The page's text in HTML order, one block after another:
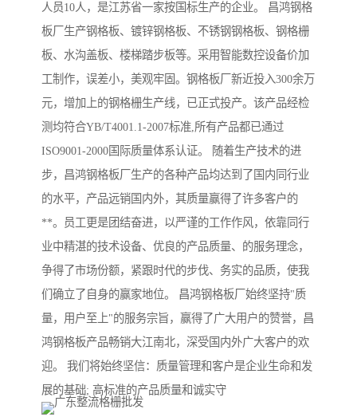
人员10人，是江苏省一家按国标生产的企业。 昌鸿钢格
板厂生产钢格板、镀锌钢格板、不锈钢钢格板、钢格栅
板、水沟盖板、楼梯踏步板等。采用智能数控设备价加
工制作，误差小，美观牢固。钢格板厂新近投入300余万
元，增加上的钢格栅生产线，已正式投产。该产品经检
测均符合YB/T4001.1-2007标准,所有产品都已通过
ISO9001-2000国际质量体系认证。 随着生产技术的进
步，昌鸿钢格板厂生产的各种产品均达到了国内同行业
的水平，产品远销国内外，其质量赢得了许多客户的
**。员工更是团结奋进，以严谨的工作作风，依靠同行
业中精湛的技术设备、优良的产品质量、的服务理念，
争得了市场份额，紧跟时代的步伐、务实的品质，使我
们确立了自身的赢家地位。 昌鸿钢格板厂始终坚持"质
量，用户至上"的服务宗旨，赢得了广大用户的赞誉，昌
鸿钢格板产品畅销大江南北，深受国内外广大客户的欢
迎。 我们将始终坚信：质量管理和客户是企业生命和发
展的基础; 高标准的产品质量和诚实守